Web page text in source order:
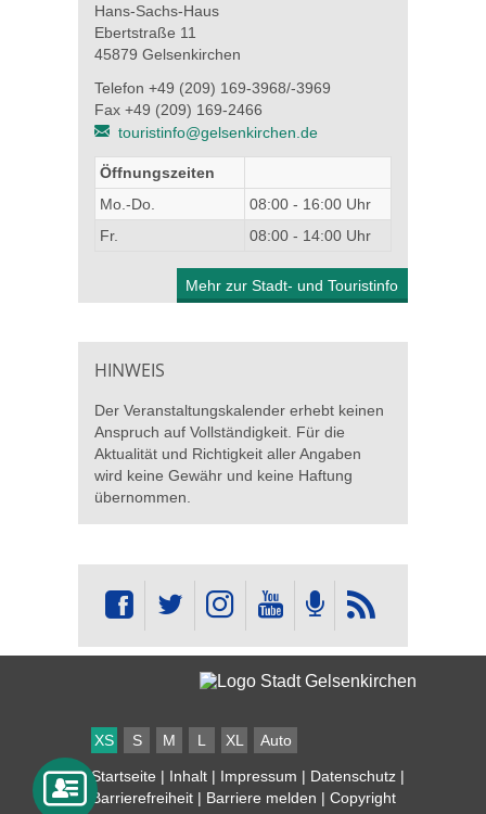
Hans-Sachs-Haus
Ebertstraße 11
45879 Gelsenkirchen
Telefon +49 (209) 169-3968/-3969
Fax +49 (209) 169-2466
touristinfo@gelsenkirchen.de
Öffnungszeiten
Mo.-Do.
08:00 - 16:00 Uhr
Fr.
08:00 - 14:00 Uhr
Mehr zur Stadt- und Touristinfo
HINWEIS
Der Veranstaltungskalender erhebt keinen
Anspruch auf Vollständigkeit. Für die
Aktualität und Richtigkeit aller Angaben
wird keine Gewähr und keine Haftung
übernommen.
XS S M L XL Auto
Startseite | Inhalt | Impressum | Datenschutz |
Barrierefreiheit | Barriere melden | Copyright